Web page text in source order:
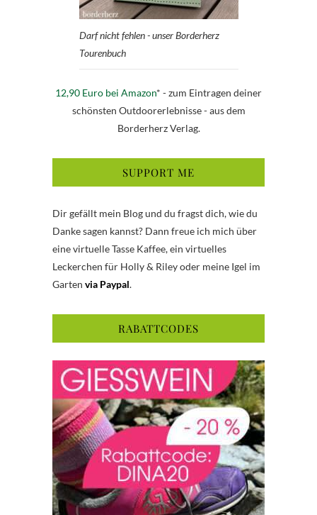
Darf nicht fehlen - unser Borderherz
Tourenbuch
12,90 Euro bei Amazon* - zum Eintragen deiner
schönsten Outdoorerlebnisse - aus dem
Borderherz Verlag.
SUPPORT ME
Dir gefällt mein Blog und du fragst dich, wie du
Danke sagen kannst? Dann freue ich mich über
eine virtuelle Tasse Kaffee, ein virtuelles
Leckerchen für Holly & Riley oder meine Igel im
Garten via Paypal.
RABATTCODES